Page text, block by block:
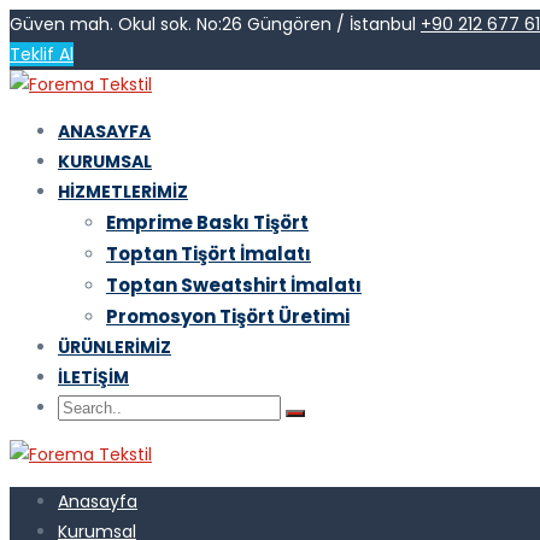
Güven mah. Okul sok. No:26 Güngören / İstanbul +90 212 677
Teklif Al
ANASAYFA
KURUMSAL
HIZMETLERIMIZ
Emprime Baskı Tişört
Toptan Tişört İmalatı
Toptan Sweatshirt İmalatı
Promosyon Tişört Üretimi
ÜRÜNLERIMIZ
İLETIŞIM
Anasayfa
Kurumsal